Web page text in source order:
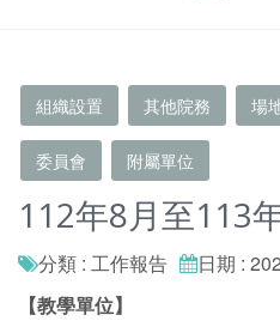
組織設置 其他院務 場
委員會 附屬單位
112年8月至113
分類 : 工作報告
日期 :
【教學單位】